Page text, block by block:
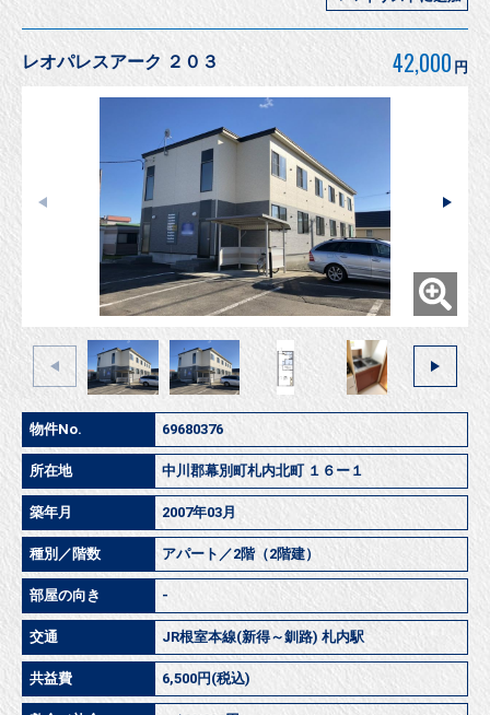
レオパレスアーク ２０３ 42,000 円
物件No. 69680376
所在地 中川郡幕別町札内北町 １６ー１
築年月 2007年03月
種別／階数 アパート／2階（2階建）
部屋の向き -
交通 JR根室本線(新得～釧路) 札内駅
共益費 6,500円(税込)